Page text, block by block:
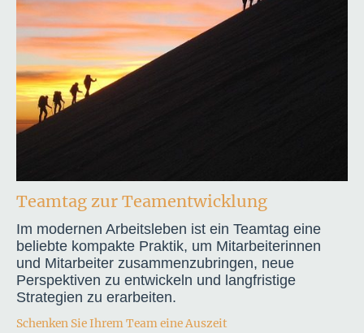
Teamtag zur Teamentwicklung
Im modernen Arbeitsleben ist ein Teamtag eine
beliebte kompakte Praktik, um Mitarbeiterinnen
und Mitarbeiter zusammenzubringen, neue
Perspektiven zu entwickeln und langfristige
Strategien zu erarbeiten.
Schenken Sie Ihrem Team eine Auszeit